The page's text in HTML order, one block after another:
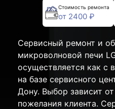
Стоимость ремонта
от 2400 ₽
Сервисный ремонт и
микроволновой печи
осуществляется как с
на базе сервисного
Дону. Выбор зависит
пожелания клиента.